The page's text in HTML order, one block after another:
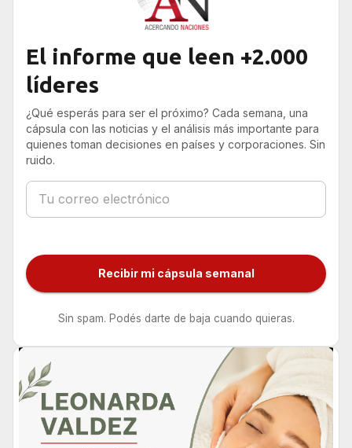
El informe que leen +2.000
líderes
¿Qué esperás para ser el próximo? Cada semana, una
cápsula con las noticias y el análisis más importante para
quienes toman decisiones en países y corporaciones. Sin
ruido.
Recibir mi cápsula semanal
Sin spam. Podés darte de baja cuando quieras.